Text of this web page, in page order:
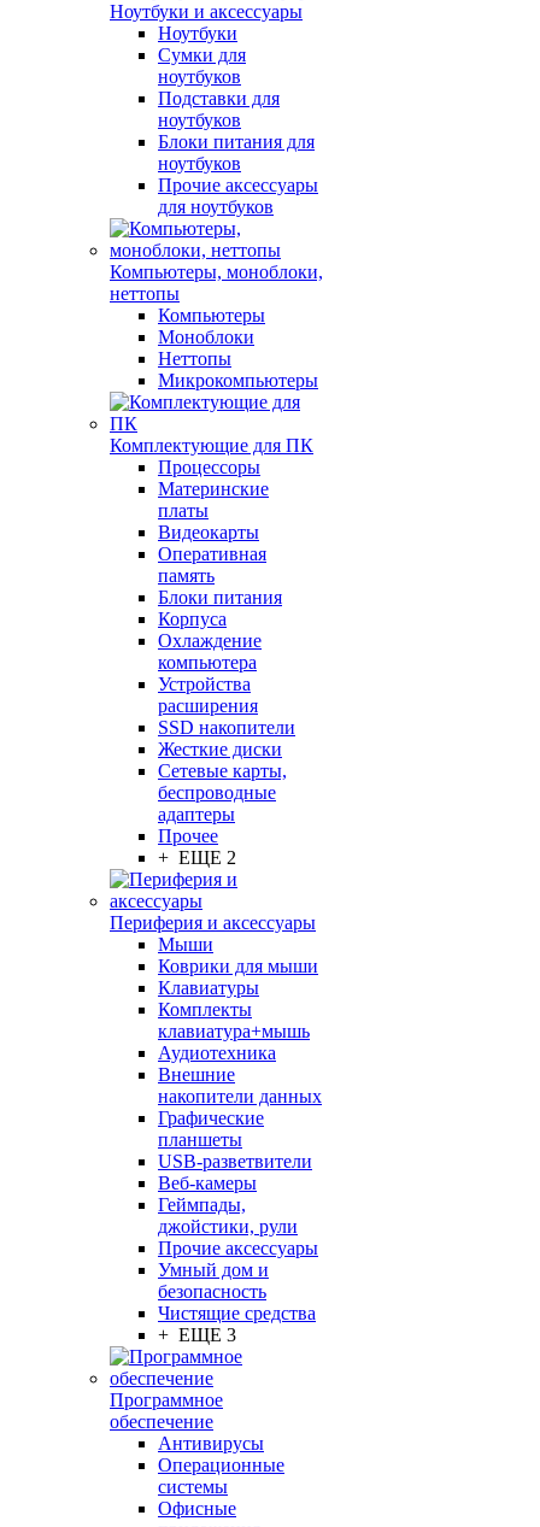
Ноутбуки и аксессуары
Ноутбуки
Сумки для
ноутбуков
Подставки для
ноутбуков
Блоки питания для
ноутбуков
Прочие аксессуары
для ноутбуков
Компьютеры, моноблоки,
неттопы
Компьютеры
Моноблоки
Неттопы
Микрокомпьютеры
Комплектующие для ПК
Процессоры
Материнские
платы
Видеокарты
Оперативная
память
Блоки питания
Корпуса
Охлаждение
компьютера
Устройства
расширения
SSD накопители
Жесткие диски
Сетевые карты,
беспроводные
адаптеры
Прочее
+ ЕЩЕ 2
Периферия и аксессуары
Мыши
Коврики для мыши
Клавиатуры
Комплекты
клавиатура+мышь
Аудиотехника
Внешние
накопители данных
Графические
планшеты
USB-разветвители
Веб-камеры
Геймпады,
джойстики, рули
Прочие аксессуары
Умный дом и
безопасность
Чистящие средства
+ ЕЩЕ 3
Программное
обеспечение
Антивирусы
Операционные
системы
Офисные